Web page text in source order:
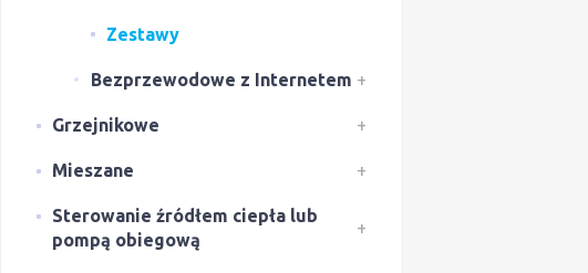
Zestawy
Bezprzewodowe z Internetem +
Grzejnikowe +
Mieszane +
Sterowanie źródłem ciepła lub
pompą obiegową
+